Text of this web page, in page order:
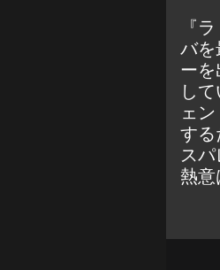
『
バ
ー
し
ェ
す
ス
熱意